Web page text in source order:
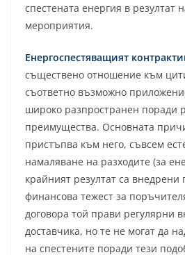
спестената енергия в резултат
мероприятия.
Енергоспестяващият
съществено отношение към
съответно възможно
широко разпространен поради
преимущества. Основната
пристъпва към него, съвсем
намаляване на разходите (за
крайният резултат са внедрени
финансова тежест за
договора той прави регулярни
доставчика, но те не могат да
на спестените поради тези